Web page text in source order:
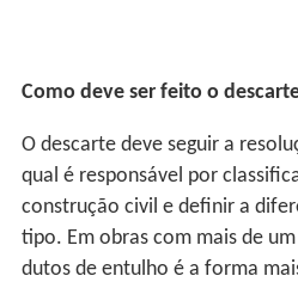
Como deve ser feito o
O descarte deve seguir a
qual é responsável por
construção civil e definir a
tipo. Em obras com mais de
dutos de entulho é a forma